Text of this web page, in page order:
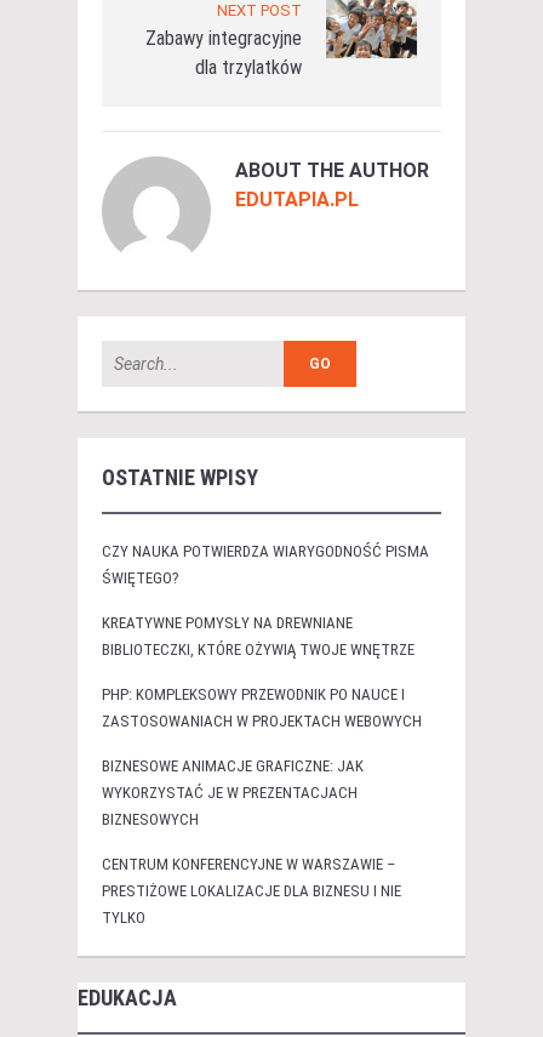
NEXT POST
Zabawy integracyjne
dla trzylatków
ABOUT THE AUTHOR
EDUTAPIA.PL
OSTATNIE WPISY
CZY NAUKA POTWIERDZA WIARYGODNOŚĆ PISMA
ŚWIĘTEGO?
KREATYWNE POMYSŁY NA DREWNIANE
BIBLIOTECZKI, KTÓRE OŻYWIĄ TWOJE WNĘTRZE
PHP: KOMPLEKSOWY PRZEWODNIK PO NAUCE I
ZASTOSOWANIACH W PROJEKTACH WEBOWYCH
BIZNESOWE ANIMACJE GRAFICZNE: JAK
WYKORZYSTAĆ JE W PREZENTACJACH
BIZNESOWYCH
CENTRUM KONFERENCYJNE W WARSZAWIE –
PRESTIŻOWE LOKALIZACJE DLA BIZNESU I NIE
TYLKO
EDUKACJA